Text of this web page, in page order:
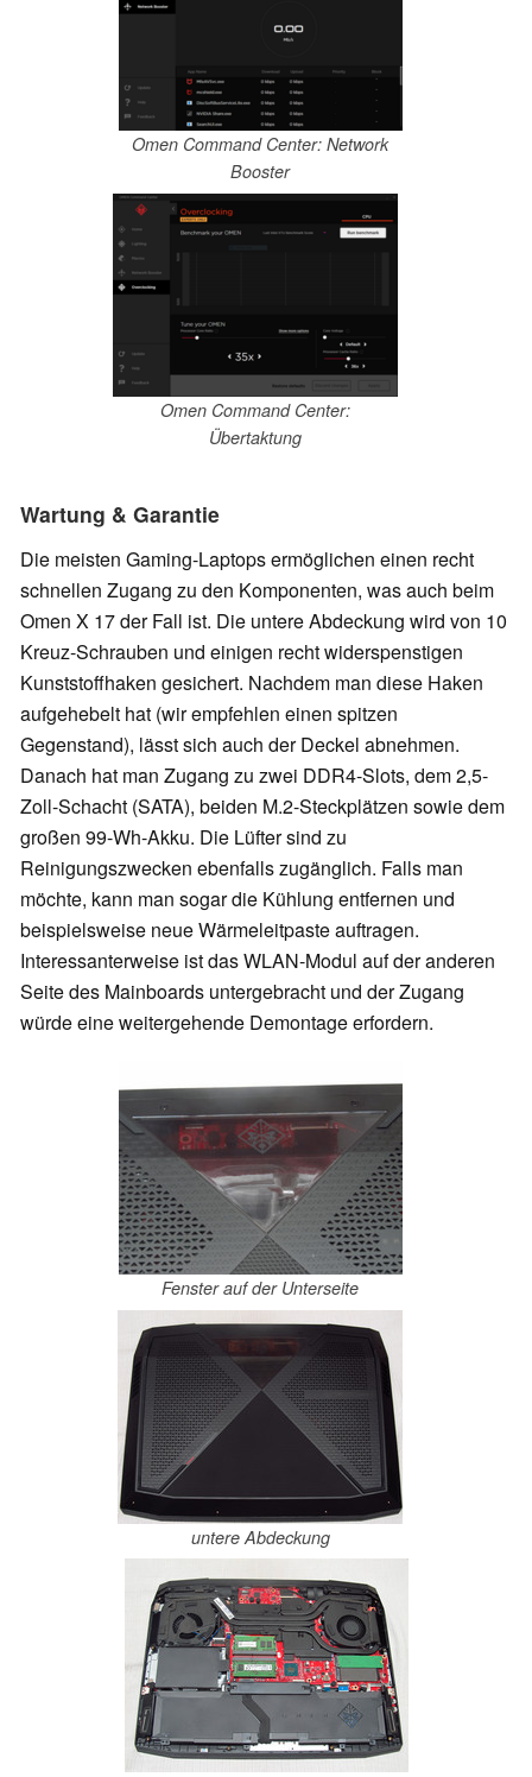
Omen Command Center: Network
Booster
Omen Command Center:
Übertaktung
Wartung & Garantie
Die meisten Gaming-Laptops ermöglichen einen recht
schnellen Zugang zu den Komponenten, was auch beim
Omen X 17 der Fall ist. Die untere Abdeckung wird von 10
Kreuz-Schrauben und einigen recht widerspenstigen
Kunststoffhaken gesichert. Nachdem man diese Haken
aufgehebelt hat (wir empfehlen einen spitzen
Gegenstand), lässt sich auch der Deckel abnehmen.
Danach hat man Zugang zu zwei DDR4-Slots, dem 2,5-
Zoll-Schacht (SATA), beiden M.2-Steckplätzen sowie dem
großen 99-Wh-Akku. Die Lüfter sind zu
Reinigungszwecken ebenfalls zugänglich. Falls man
möchte, kann man sogar die Kühlung entfernen und
beispielsweise neue Wärmeleitpaste auftragen.
Interessanterweise ist das WLAN-Modul auf der anderen
Seite des Mainboards untergebracht und der Zugang
würde eine weitergehende Demontage erfordern.
Fenster auf der Unterseite
untere Abdeckung